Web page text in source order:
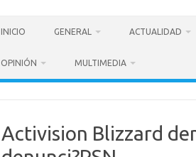
INICIO GENERAL ACTUALIDAD
OPINIÓN MULTIMEDIA
Activision Blizzard